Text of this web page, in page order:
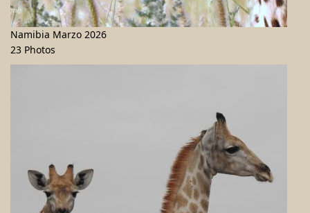
Namibia Marzo 2026
23 Photos